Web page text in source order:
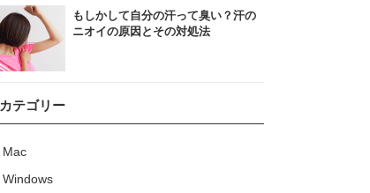
もしかして自分の汗って臭い？汗の
ニオイの原因とその対処法
カテゴリー
Mac
Windows